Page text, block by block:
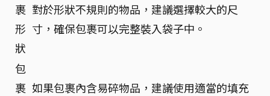
裹
形
狀
對於形狀不規則的物品，建議選擇較大的尺
寸，確保包裹可以完整裝入袋子中。
包
裹 如果包裹內含易碎物品，建議使用適當的填充